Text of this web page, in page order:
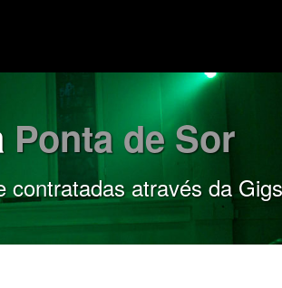
Ponta de Sor
contratadas através da